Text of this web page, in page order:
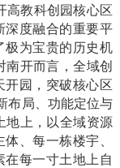
高教科创园核心区
深度融合的重要平
极为宝贵的历史机
开而言，全域创
开园，突破核心区
布局、功能定位与
地上，以全域资源
、每一栋楼宇、
每一寸土地上自